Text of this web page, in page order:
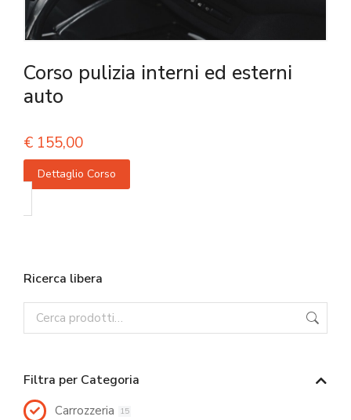
Corso pulizia interni ed esterni
auto
€ 155,00
Dettaglio Corso
Ricerca libera
Filtra per Categoria
Carrozzeria 15